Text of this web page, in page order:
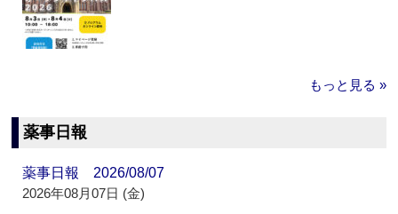
もっと見る »
薬事日報
薬事日報 2026/08/07
2026年08月07日 (金)